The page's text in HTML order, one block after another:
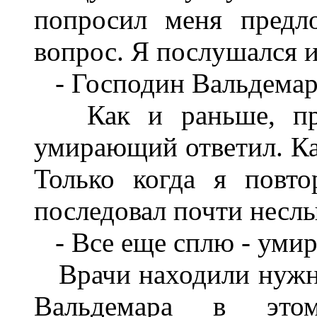
попросил меня
вопрос. Я послушался
- Господин
Как и раньше,
умирающий ответил.
Только когда я
последовал почти
- Все еще сплю -
Врачи находили
Вальдемара в